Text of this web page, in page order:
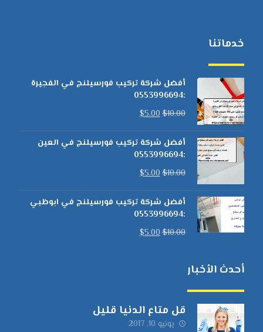
خدماتنا
أفضل شركة تركيب فورسيلنج في الفجيرة
:0553996694
$10.00
$5.00
أفضل شركة تركيب فورسيلنج في العين
:0553996694
$10.00
$5.00
أفضل شركة تركيب فورسيلنج في ابوظبي
:0553996694
$10.00
$5.00
أحدث الأخبار
قل متاع الدنيا قليل
يونيو 10, 2017